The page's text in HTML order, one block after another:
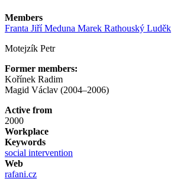
Members
Franta JiříMeduna Marek Rathouský Luděk
Motejzík Petr
Former members:
Kořínek Radim
Magid Václav (2004–2006)
Active from
2000
Workplace
Keywords
social intervention
Web
rafani.cz